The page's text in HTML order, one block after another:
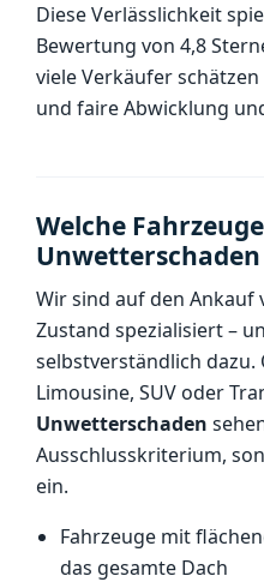
Diese Verlässlichkeit
Bewertung von 4,8
viele Verkäufer
und faire Abwicklung
Welche
Wir sind auf den Ankauf
Zustand spezialisiert –
selbstverständlich dazu.
Limousine, SUV oder
Unwetterschaden
Ausschlusskriterium,
ein.
Fahrzeuge mit
das gesamte Dach